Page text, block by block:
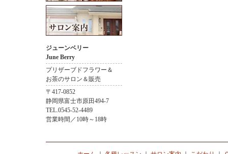
ジューンベリー
June Berry
プリザーブドフラワー＆
お茶のサロン＆販売
〒417-0852
静岡県富士市原田494-7
TEL.0545-52-4489
営業時間／10時～18時